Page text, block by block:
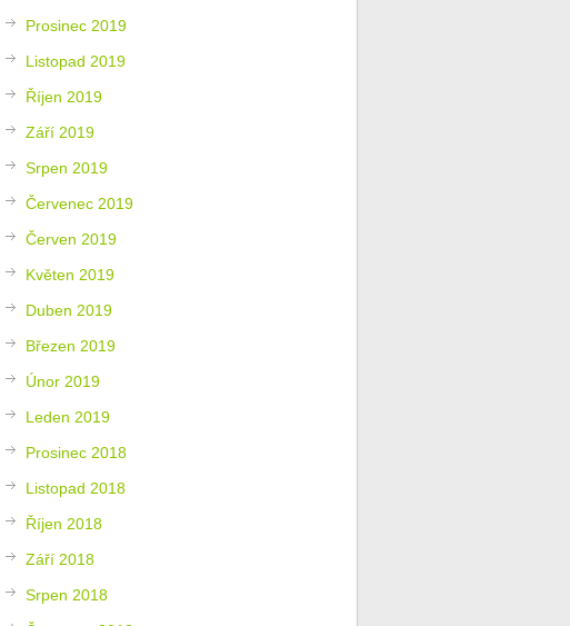
Prosinec 2019
Listopad 2019
Říjen 2019
Září 2019
Srpen 2019
Červenec 2019
Červen 2019
Květen 2019
Duben 2019
Březen 2019
Únor 2019
Leden 2019
Prosinec 2018
Listopad 2018
Říjen 2018
Září 2018
Srpen 2018